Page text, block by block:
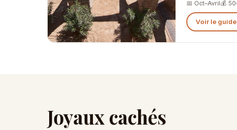
📅 Oct–Avril💰
Voir le
Joyaux cachés